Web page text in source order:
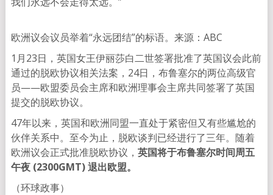
欧洲议会议员举着“永远团结”的标语。来源：ABC
1月23日，英国女王伊丽莎白二世签署批准了英国议会此前
通过的脱欧协议相关法案，24日，布鲁塞尔的两位高级官
员——欧盟委员会主席和欧洲理事会主席共同签署了英国
提交的脱欧协议。
47年以来，英国和欧洲同盟一直处于紧密但又有些尴尬的
伙伴关系中。至今为止，脱欧谈判已经进行了三年。随着
欧洲议会正式批准脱欧协议， 英国将于布鲁塞尔时间周五
午夜 (2300GMT) 退出欧盟。
（环球政事）